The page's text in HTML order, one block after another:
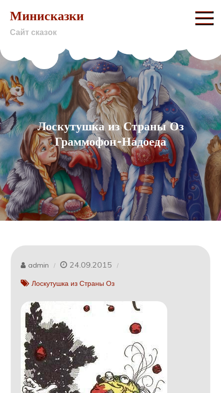
content
Минисказки
Сайт сказок
Лоскутушка из Страны Оз
Граммофон-Надоеда
admin 24.09.2015
Лоскутушка из Страны Оз